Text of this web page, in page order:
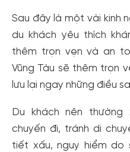
Sau đây là một vài kinh
du khách yêu thích
thêm trọn vẹn và an
Vũng Tàu sẽ thêm trọn
lưu lại ngay những điều
Du khách nên
chuyến đi, tránh di
tiết xấu, nguy hiểm do